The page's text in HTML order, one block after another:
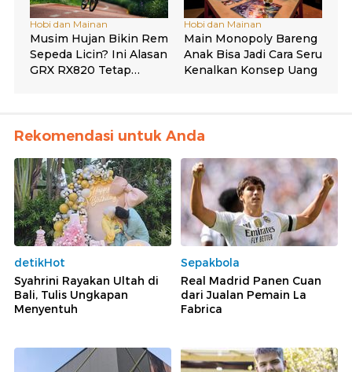
Rekomendasi untuk Anda
detikHot
Syahrini Rayakan Ultah di
Bali, Tulis Ungkapan
Menyentuh
Sepakbola
Real Madrid Panen Cuan
dari Jualan Pemain La
Fabrica